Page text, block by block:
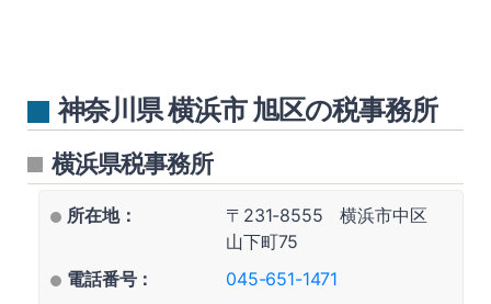
神奈川県 横浜市 旭区の税事務所
横浜県税事務所
所在地：
〒231-8555 横浜市中区
山下町75
電話番号：
045-651-1471